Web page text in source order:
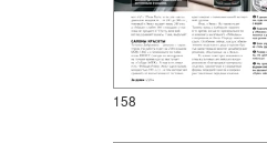
158